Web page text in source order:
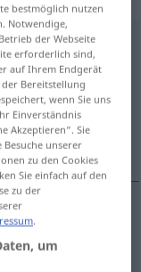
antippen)
bestmöglich nutzen
Notwendige,
der Webseite
erforderlich sind,
auf Ihrem Endgerät
Bereitstellung
wenn Sie uns
Einverständnis
Akzeptieren“. Sie
unserer
zu den Cookies
Sie einfach auf den
zu der
.
um